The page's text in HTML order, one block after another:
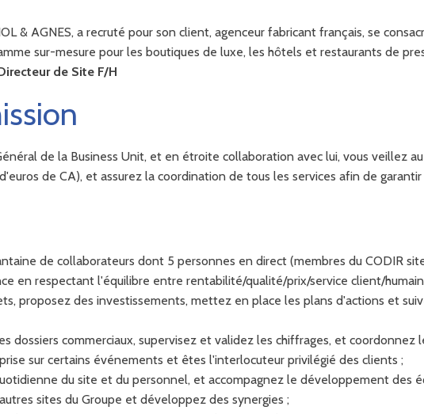
& AGNES, a recruté pour son client, agenceur fabricant français, se
sur-mesure pour les boutiques de luxe, les hôtels et restaurants de
de Site F/H
de la Business Unit, et en étroite collaboration avec lui, vous veillez
de CA), et assurez la coordination de tous les services afin de
de collaborateurs dont 5 personnes en direct (membres du CODIR
en respectant l'équilibre entre rentabilité/qualité/prix/service client/
proposez des investissements, mettez en place les plans d'actions et
dossiers commerciaux, supervisez et validez les chiffrages, et coordonnez
sur certains événements et êtes l'interlocuteur privilégié des clients ;
du site et du personnel, et accompagnez le développement des
sites du Groupe et développez des synergies ;